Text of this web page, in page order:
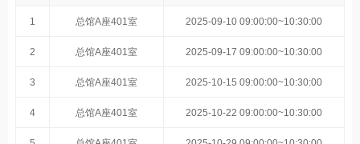
1 总馆A座401室 2025-09-10 09:00:00~10:30:00
2 总馆A座401室 2025-09-17 09:00:00~10:30:00
3 总馆A座401室 2025-10-15 09:00:00~10:30:00
4 总馆A座401室 2025-10-22 09:00:00~10:30:00